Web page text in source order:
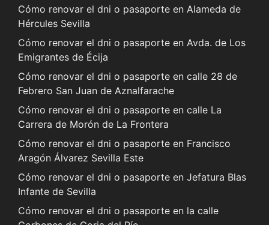
Cómo renovar el dni o pasaporte en Alameda de
Hércules Sevilla
Cómo renovar el dni o pasaporte en Avda. de Los
Emigrantes de Écija
Cómo renovar el dni o pasaporte en calle 28 de
Febrero San Juan de Aznalfarache
Cómo renovar el dni o pasaporte en calle La
Carrera de Morón de La Frontera
Cómo renovar el dni o pasaporte en Francisco
Aragón Álvarez Sevilla Este
Cómo renovar el dni o pasaporte en Jefatura Blas
Infante de Sevilla
Cómo renovar el dni o pasaporte en la calle